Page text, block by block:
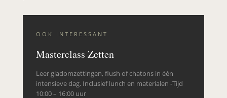
OOK INTERESSANT
Masterclass Zetten
Leer gladomzettingen, flush of chatons in één
intensieve dag. Inclusief lunch en materialen -Tijd
10:00 – 16:00 uur